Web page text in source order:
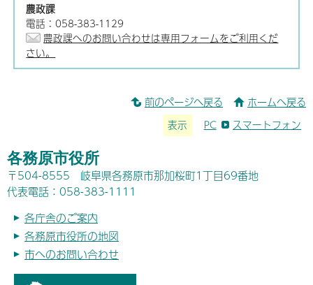
農政課
電話：058-383-1129
農政課へのお問い合わせは専用フォームをご利用くだ
さい。
前のページへ戻る ホームへ戻る
表示 PC スマートフォン
各務原市役所
〒504-8555 岐阜県各務原市那加桜町1丁目69番地
代表電話：058-383-1111
各庁舎のご案内
各務原市役所の地図
市へのお問い合わせ